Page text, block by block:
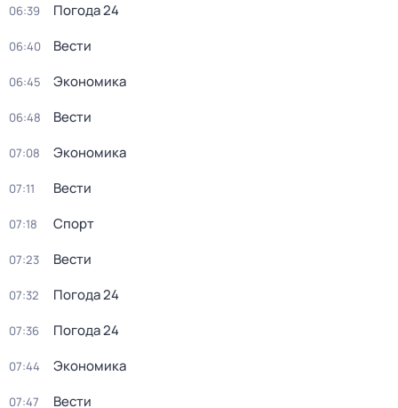
06:39 Погода 24
06:40 Вести
06:45 Экономика
06:48 Вести
07:08 Экономика
07:11 Вести
07:18 Спорт
07:23 Вести
07:32 Погода 24
07:36 Погода 24
07:44 Экономика
07:47 Вести